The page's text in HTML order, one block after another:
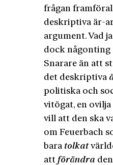
frågan
deskriptiva är-
argument. Vad
dock någonting
Snarare än att
det deskriptiva
politiska och
vitögat, en
vill att den ska
om Feuerbach
bara tolkat
att förändra